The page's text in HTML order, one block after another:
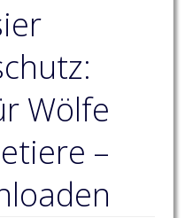
Wölfe
–